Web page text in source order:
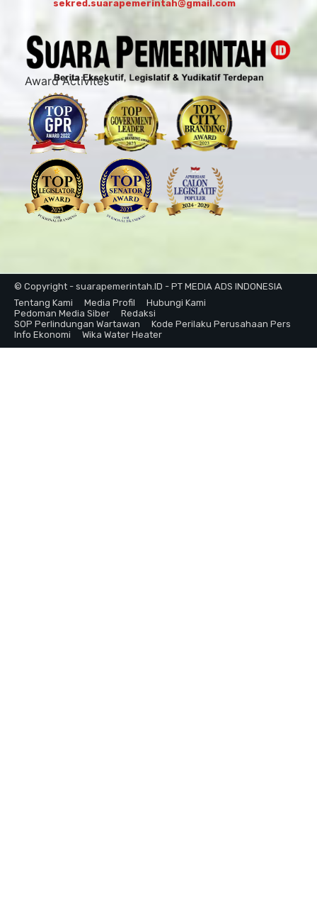
sekred.suarapemerintah@gmail.com
Award Activites
© Copyright - suarapemerintah.ID - PT MEDIA ADS INDONESIA
Tentang Kami
Media Profil
Hubungi Kami
Pedoman Media Siber
Redaksi
SOP Perlindungan Wartawan
Kode Perilaku Perusahaan Pers
Info Ekonomi
Wika Water Heater